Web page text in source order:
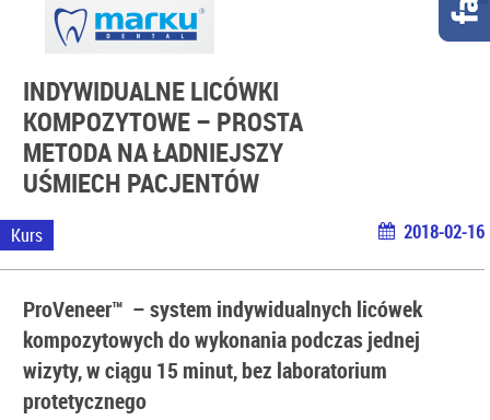
INDYWIDUALNE LICÓWKI
KOMPOZYTOWE – PROSTA
METODA NA ŁADNIEJSZY
UŚMIECH PACJENTÓW
Kurs 2018-02-16
ProVeneer™ – system indywidualnych licówek
kompozytowych do wykonania podczas jednej
wizyty, w ciągu 15 minut, bez laboratorium
protetycznego